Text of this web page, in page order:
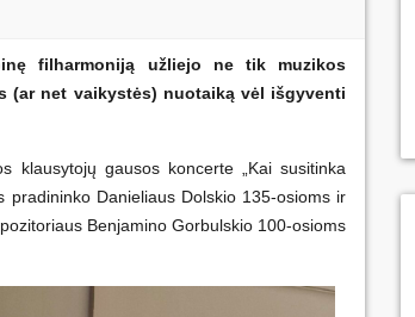
filharmoniją užliejo ne tik muzikos
(ar net vaikystės) nuotaiką vėl išgyventi
klausytojų gausos koncerte „Kai susitinka
pradininko Danieliaus Dolskio 135-osioms ir
Benjamino Gorbulskio 100-osioms